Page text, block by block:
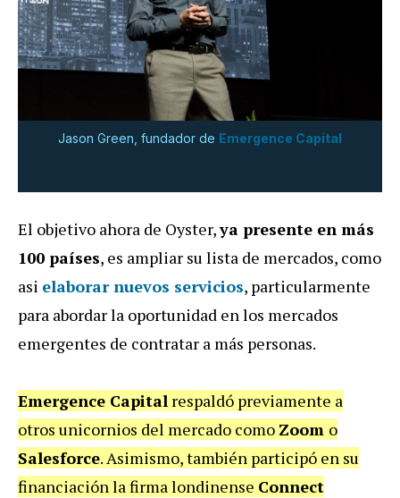
Jason Green, fundador de Emergence Capital
El objetivo ahora de Oyster,ya presente en más
100 países, es ampliar su lista de mercados, como
asi elaborar nuevos servicios, particularmente
para abordar la oportunidad en los mercados
emergentes de contratar a más personas.
Emergence Capital respaldó previamente a
otros unicornios del mercado como Zoom o
Salesforce. Asimismo, también participó en su
financiación la firma londinense Connect